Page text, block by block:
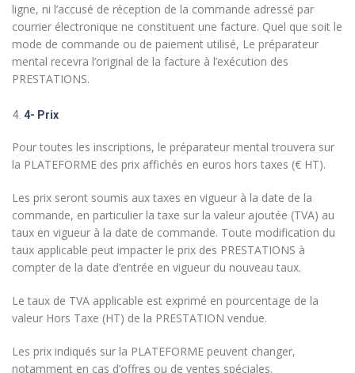
ligne, ni l’accusé de réception de la commande adressé par
courrier électronique ne constituent une facture. Quel que soit le
mode de commande ou de paiement utilisé, Le préparateur
mental recevra l’original de la facture à l’exécution des
PRESTATIONS.
4- Prix
Pour toutes les inscriptions, le préparateur mental trouvera sur
la PLATEFORME des prix affichés en euros hors taxes (€ HT).
Les prix seront soumis aux taxes en vigueur à la date de la
commande, en particulier la taxe sur la valeur ajoutée (TVA) au
taux en vigueur à la date de commande. Toute modification du
taux applicable peut impacter le prix des PRESTATIONS à
compter de la date d’entrée en vigueur du nouveau taux.
Le taux de TVA applicable est exprimé en pourcentage de la
valeur Hors Taxe (HT) de la PRESTATION vendue.
Les prix indiqués sur la PLATEFORME peuvent changer,
notamment en cas d’offres ou de ventes spéciales.